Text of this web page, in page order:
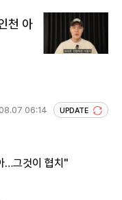
천 아
06:14 UPDATE
…그것이 협치"